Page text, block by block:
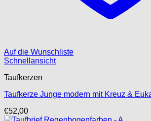
Auf die Wunschliste
Schnellansicht
Taufkerzen
Taufkerze Junge modern mit Kreuz &
€52,00